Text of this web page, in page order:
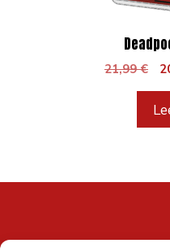
21,99€
El